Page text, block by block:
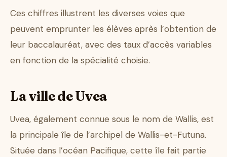
Ces chiffres illustrent les diverses voies que
peuvent emprunter les élèves après l’obtention de
leur baccalauréat, avec des taux d’accès variables
en fonction de la spécialité choisie.
La ville de Uvea
Uvea, également connue sous le nom de Wallis, est
la principale île de l’archipel de Wallis-et-Futuna.
Située dans l’océan Pacifique, cette île fait partie